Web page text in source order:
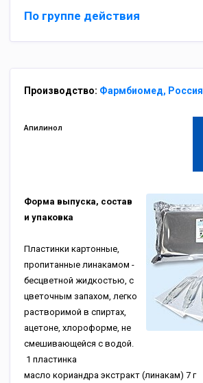
По группе действия
Производство: Фармбиомед, Россия
Апилинол
Форма выпуска, состав
и упаковка
Пластинки картонные,
пропитанные линакамом -
бесцветной жидкостью, с
цветочным запахом, легко
растворимой в спиртах,
ацетоне, хлороформе, не
смешивающейся с водой.
1 пластинка
масло кориандра экстракт (линакам) 7 г